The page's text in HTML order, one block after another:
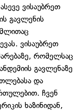
ვისაუბრეთ
გავლენის
ვისაუბრეთ
რომელსაც
გავლენაზე
და
ჩვენ
ხაზინიდან,